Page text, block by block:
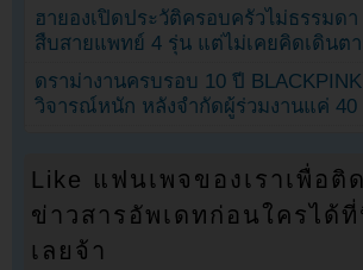
ฮายองเปิดประวัติครอบครัวไม่ธรรมดา
สืบสายแพทย์ 4 รุ่น แต่ไม่เคยคิดเดินต
ดราม่างานครบรอบ 10 ปี
วิจารณ์หนัก หลังจำกัดผู้ร่วมงานแค่
Like แฟนเพจของเราเพื่อติ
ข่าวสารอัพเดทก่อนใครได้
เลยจ้า